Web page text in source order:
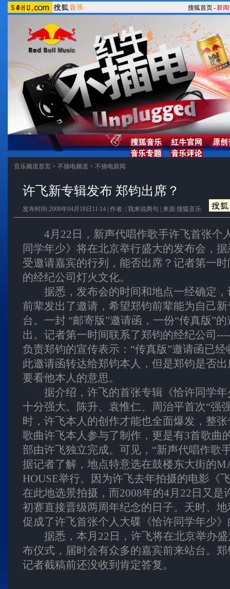
搜狐首页-新闻
音乐频道首页 > 不插电频道 > 不插电新闻
许飞新专辑发布 郑钧出席？
发布时间:2008年04月18日11:14 | 作者: | 我来说两句 | 来源:搜狐音乐
4月22日，新声代唱作歌手许飞首张个
同学年少》将在北京举行盛大的发布会，
受邀请嘉宾的行列，能否出席？记者第一
的经纪公司灯火文化。
据悉，发布会的时间和地点一经确定，
前辈发出了邀请，希望郑钧前辈能为自己
台。一封 “邮寄版”邀请函，一份“传真版”
出。记者第一时间联系了郑钧的经纪公司
负责郑钧的宣传表示：“传真版”邀请函已经
此邀请函转达给郑钧本人，但是郑钧是否
要看他本人的意思。
据介绍，许飞的首张专辑《恰许同学年
十分强大。陈升、袁惟仁、周治平首次“强
时，许飞本人的创作才能也全面爆发，整
歌曲许飞本人参与了制作，更是有3首歌曲
部由许飞独立完成。可见，“新声代唱作歌
据记者了解，地点特意选在鼓楼东大街的
HOUSE举行。因为许飞去年拍摄的电影《
在此地选景拍摄，而2008年的4月22日又是
初赛直接晋级两周年纪念的日子。天时、
促成了许飞首张个人大碟《恰许同学年少
据悉，本月22日，许飞将在北京举办盛
布仪式，届时会有众多的嘉宾前来站台。
记者截稿前还没收到肯定答复。